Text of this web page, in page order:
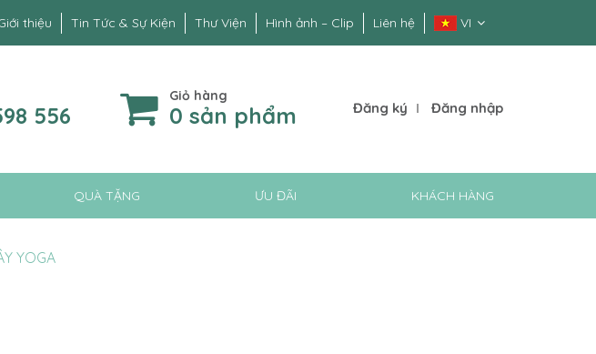
thiệu Tin Tức & Sự Kiện Thư Viện Hình ảnh – Clip Liên hệ VI
556
Giỏ hàng
0 sản phẩm Đăng ký Đăng nhập
QUÀ TẶNG ƯU ĐÃI KHÁCH HÀNG
YOGA